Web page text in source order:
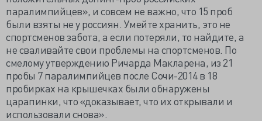
паралимпийцев», и совсем не важно, что 15 проб
были взяты не у россиян. Умейте хранить, это не
спортсменов забота, а если потеряли, то найдите, а
не сваливайте свои проблемы на спортсменов. По
смелому утверждению Ричарда Макларена, из 21
пробы 7 паралимпийцев после Сочи-2014 в 18
пробирках на крышечках были обнаружены
царапинки, что «доказывает, что их открывали и
использовали снова».